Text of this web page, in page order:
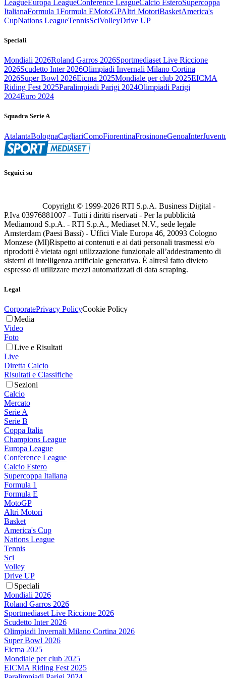
LeagueEuropa LeagueConference LeagueCalcio EsteroSupercoppa
ItalianaFormula 1Formula EMotoGPAltri MotoriBasketAmerica's
CupNations LeagueTennisSciVolleyDrive UP
Speciali
Mondiali 2026Roland Garros 2026Sportmediaset Live Riccione
2026Scudetto Inter 2026Olimpiadi Invernali Milano Cortina
2026Super Bowl 2026Eicma 2025Mondiale per club 2025EICMA
Riding Fest 2025Paralimpiadi Parigi 2024Olimpiadi Parigi
2024Euro 2024
Squadra Serie A
AtalantaBolognaCagliariComoFiorentinaFrosinoneGenoaInter
Seguici su
Copyright © 1999-2026 RTI S.p.A. Business Digital -
P.Iva 03976881007 - Tutti i diritti riservati - Per la pubblicità
Mediamond S.p.A. - RTI S.p.A., Mediaset N.V., sede legale
Amsterdam (Paesi Bassi) - Uffici Viale Europa 46, 20093 Cologno
Monzese (MI)Rispetto ai contenuti e ai dati personali trasmessi e/o
riprodotti è vietata ogni utilizzazione funzionale all’addestramento di
sistemi di intelligenza artificiale generativa. È altresì fatto divieto
espresso di utilizzare mezzi automatizzati di data scraping.
Legal
CorporatePrivacy PolicyCookie Policy
Media
Video
Foto
Live e Risultati
Live
Diretta Calcio
Risultati e Classifiche
Sezioni
Calcio
Mercato
Serie A
Serie B
Coppa Italia
Champions League
Europa League
Conference League
Calcio Estero
Supercoppa Italiana
Formula 1
Formula E
MotoGP
Altri Motori
Basket
America's Cup
Nations League
Tennis
Sci
Volley
Drive UP
Speciali
Mondiali 2026
Roland Garros 2026
Sportmediaset Live Riccione 2026
Scudetto Inter 2026
Olimpiadi Invernali Milano Cortina 2026
Super Bowl 2026
Eicma 2025
Mondiale per club 2025
EICMA Riding Fest 2025